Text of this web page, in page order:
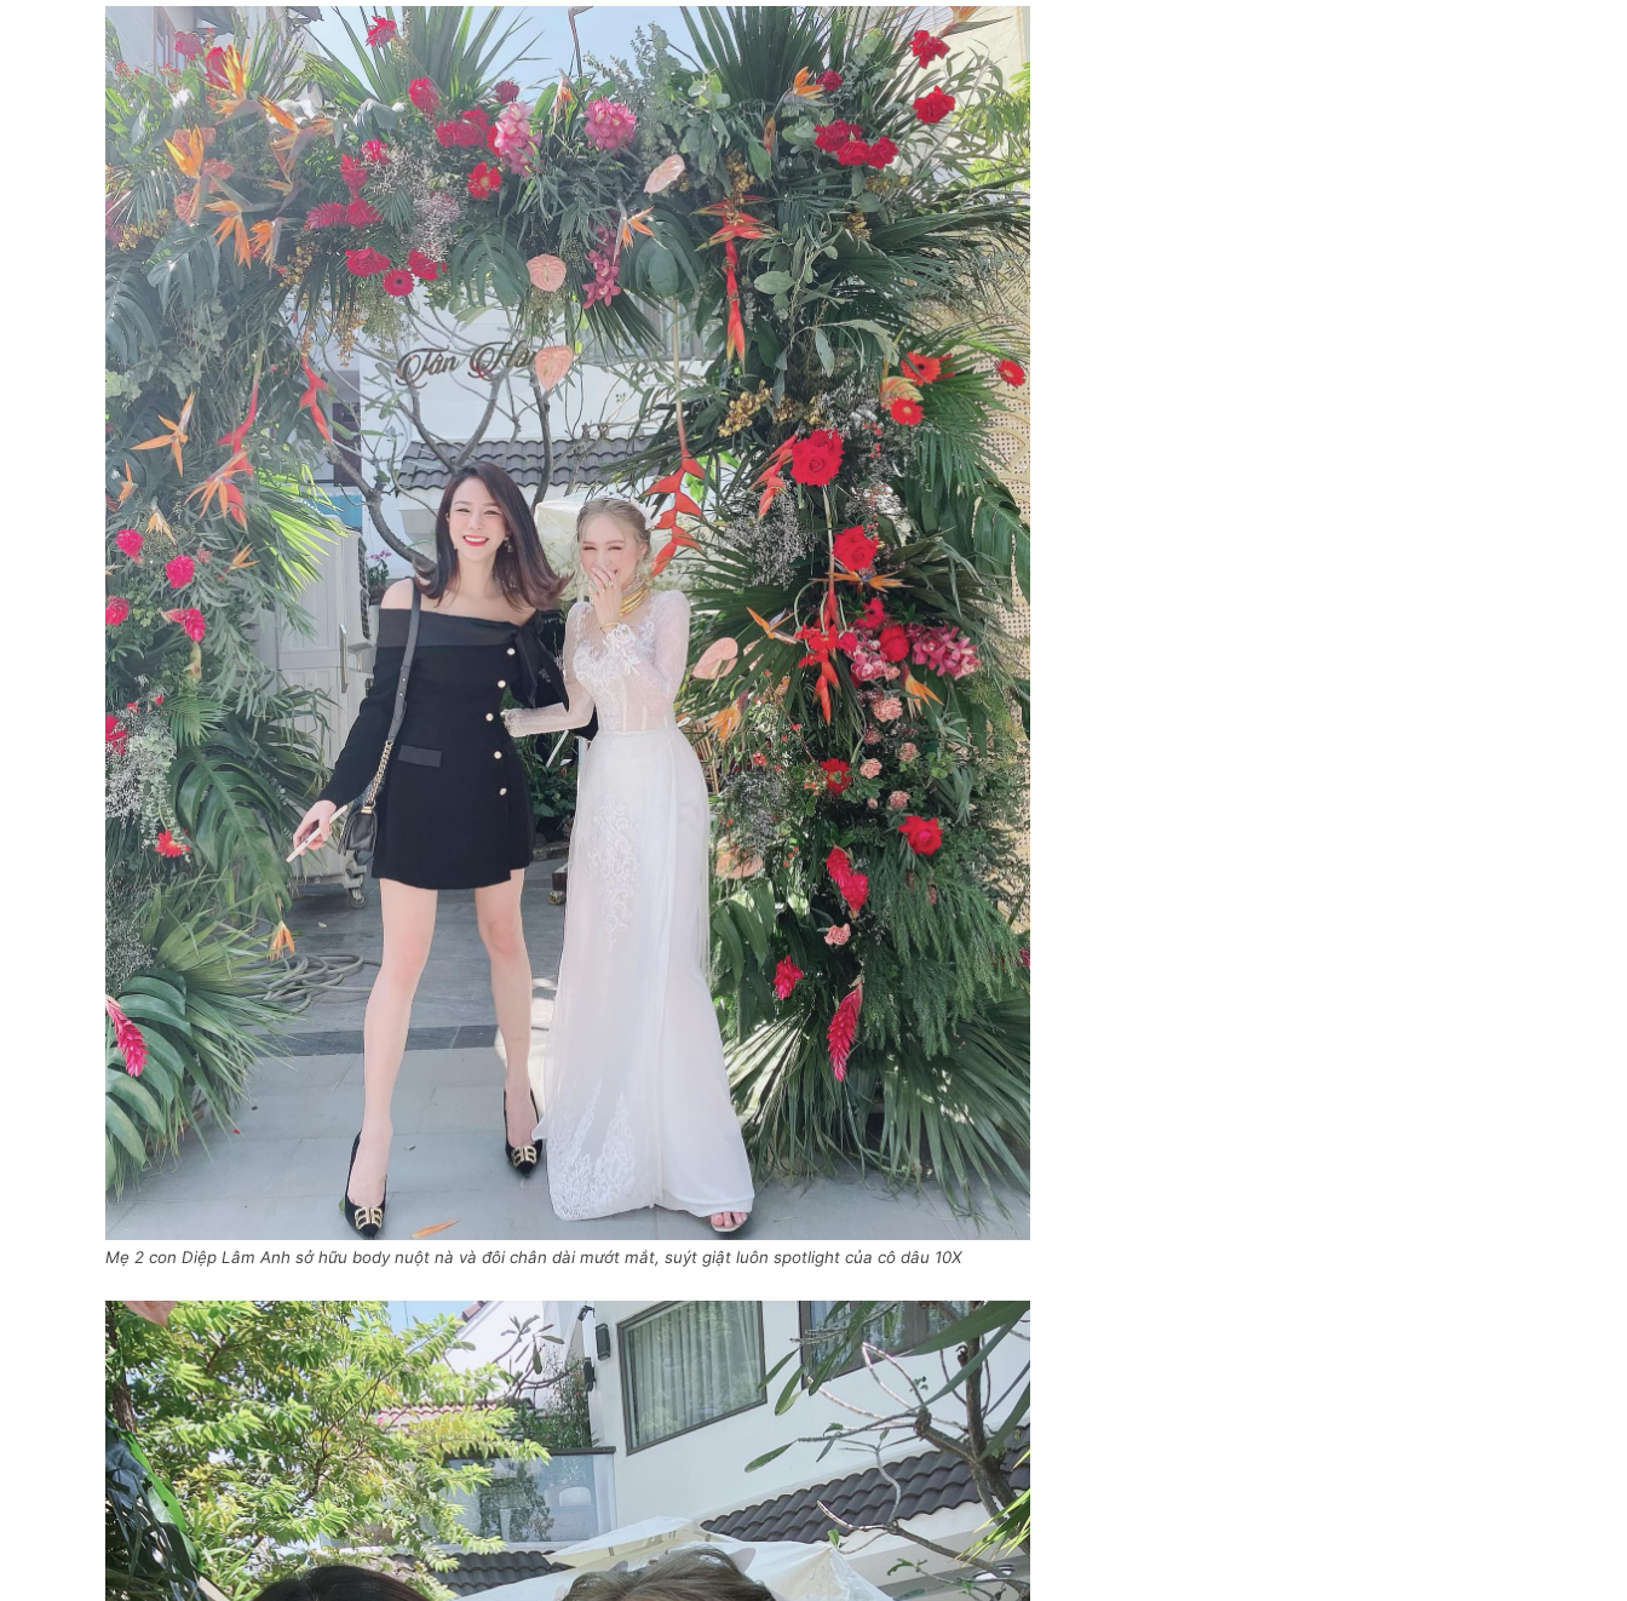
Mẹ 2 con Diệp Lâm Anh sở hữu body nuột nà và đôi chân dài mướt mắt, suýt giật luôn spotlight của cô dâu 10X